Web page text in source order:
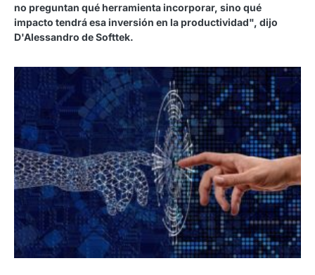
no preguntan qué herramienta incorporar, sino qué
impacto tendrá esa inversión en la productividad", dijo
D'Alessandro de Softtek.